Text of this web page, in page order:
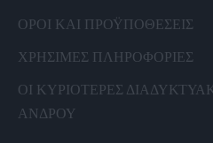
ΟΡΟΙ ΚΑΙ ΠΡΟΫΠΟΘΕΣΕΙΣ
ΧΡΗΣΙΜΕΣ ΠΛΗΡΟΦΟΡΙΕΣ
ΟΙ ΚΥΡΙΟΤΕΡΕΣ
ΑΝΔΡΟΥ